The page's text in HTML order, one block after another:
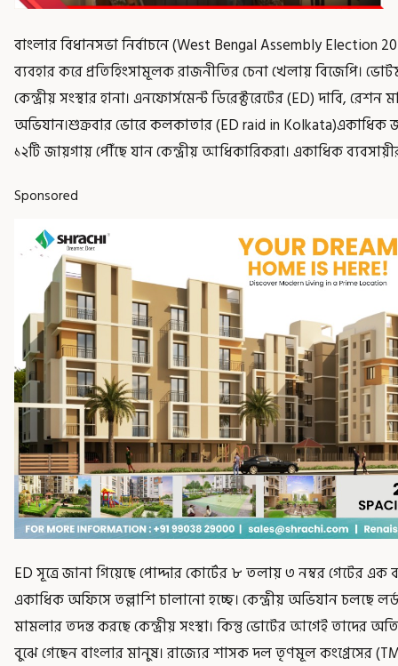
বাংলার বিধানসভা নির্বাচনে (West Bengal Assembly Election
ব্যবহার করে প্রতিহিংসামূলক রাজনীতির চেনা খেলায় বিজেপি।
কেন্দ্রীয় সংস্থার হানা। এনফোর্সমেন্ট ডিরেক্টরেটের (ED) দাবি,
অভিযান।শুক্রবার ভোরে কলকাতার (ED raid in Kolkata)একাধিক
১২টি জায়গায় পৌঁছে যান কেন্দ্রীয় আধিকারিকরা। একাধিক
Sponsored
ED সূত্রে জানা গিয়েছে পোদ্দার কোর্টের ৮ তলায় ৩ নম্বর গেটের এক
একাধিক অফিসে তল্লাশি চালানো হচ্ছে। কেন্দ্রীয় অভিযান চলছে
মামলার তদন্ত করছে কেন্দ্রীয় সংস্থা। কিন্তু ভোটের আগেই তাদের
বুঝে গেছেন বাংলার মানুষ। রাজ্যের শাসক দল তৃণমূল কংগ্রেসের